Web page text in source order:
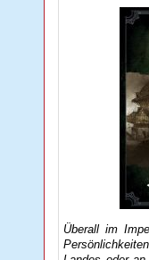
Überall im